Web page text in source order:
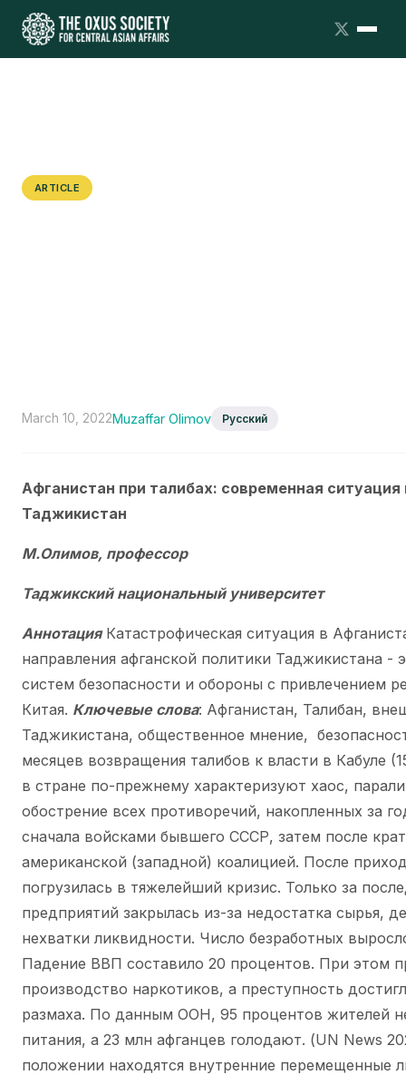
ARTICLE
March 10, 2022Muzaffar Olimov Русский
Афганистан при талибах: современная ситуация
Таджикистан
М.Олимов, профессор
Таджикский национальный университет
АннотацияКатастрофическая ситуация в
направления афганской политики Таджикистана -
систем безопасности и обороны с привлечением
Китая. Ключевые слова: Афганистан, Талибан,
Таджикистана, общественное мнение,
месяцев возвращения талибов к власти в Кабуле
в стране по-прежнему характеризуют хаос,
обострение всех противоречий, накопленных за
сначала войсками бывшего СССР, затем после
американской (западной) коалицией. После
погрузилась в тяжелейший кризис. Только за
предприятий закрылась из-за недостатка сырья,
нехватки ликвидности. Число безработных
Падение ВВП составило 20 процентов. При этом
производство наркотиков, а преступность
размаха. По данным ООН, 95 процентов жителей
питания, а 23 млн афганцев голодают. (UN News
положении находятся внутренние перемещенные